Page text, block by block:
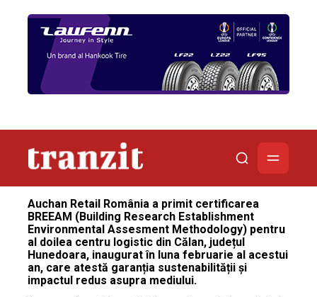
Auchan Retail România a primit certificarea
BREEAM (Building Research Establishment
Environmental Assesment Methodology) pentru
al doilea centru logistic din Călan, județul
Hunedoara, inaugurat în luna februarie al acestui
an, care atestă garanția sustenabilității și
impactul redus asupra mediului.